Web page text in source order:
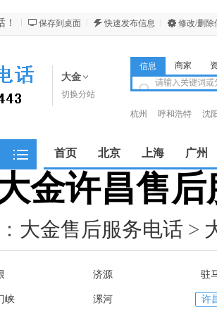
！ 保存到桌面 快速发布信息 修改/删除
大金
切换分站
信息 商家
杭州 呼和浩特
沈
首页 北京 上海 广州
郑州
金许昌售后
大金售后服务电话 >
济源 驻
峡 漯河 许